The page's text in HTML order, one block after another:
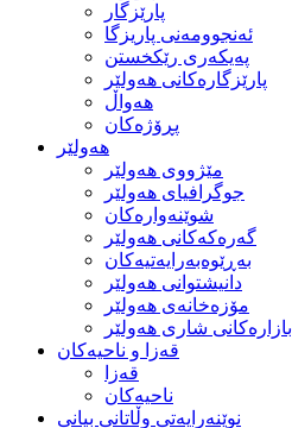
پارێزگار
ئه‌نجوومه‌نی پاریزگا
په‌یكه‌ری رێكخستن
پارێزگارەکانی هەولێر
هەواڵ
پڕۆژەکان
هەولێر
مێژووی هه‌ولێر
جوگرافیای هه‌ولێر
شوێنەوارەکان
گەرەکەکانی هەولێر
به‌ڕێوه‌به‌رایه‌تیه‌كان
دانیشتوانی هه‌ولێر
مۆزەخانەی هەولێر
بازارەکانی شاری هەولێر
قه‌زا و ناحیه‌كان
قه‌زا
ناحیه‌كان
نوێنه‌رایه‌تی وڵاتانی بیانی